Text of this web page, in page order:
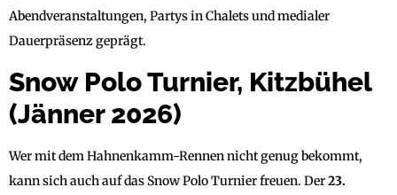
Abendveranstaltungen, Partys in Chalets und medialer
Dauerpräsenz geprägt.
Snow Polo Turnier, Kitzbühel
(Jänner 2026)
Wer mit dem Hahnenkamm-Rennen nicht genug bekommt,
kann sich auch auf das Snow Polo Turnier freuen. Der23.